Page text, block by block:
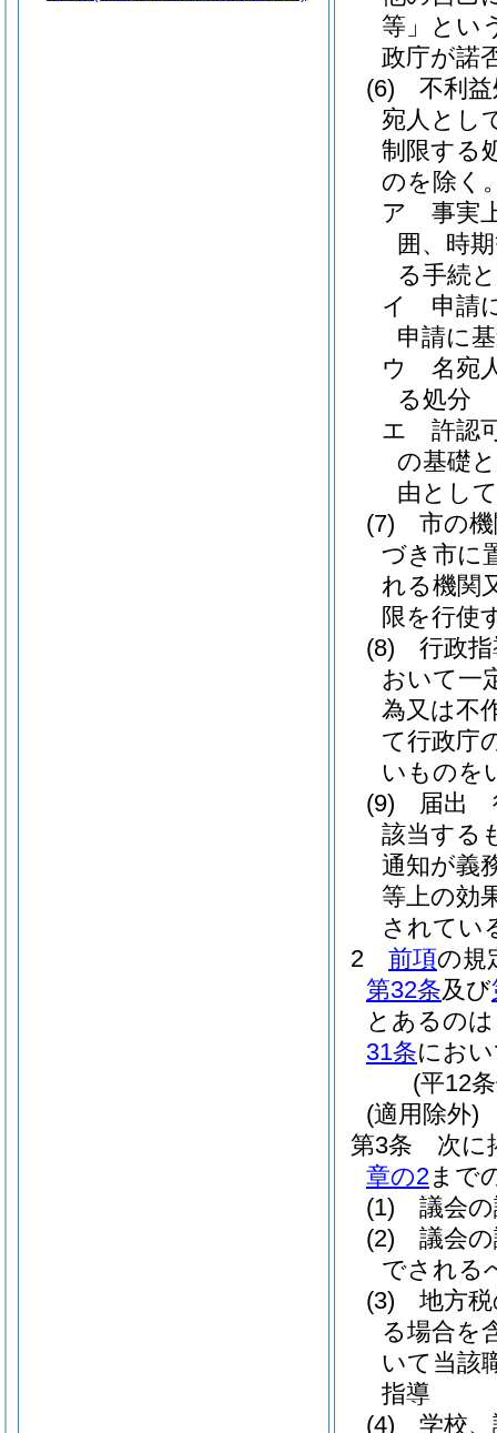
等」とい
政庁が諾
(6)
不利
宛人とし
制限する
のを除く
ア
事実
囲、時
る手続
イ
申請
申請に
ウ
名宛
る処分
エ
許認
の基礎
由とし
(7)
市の
づき市に
れる機関
限を行使
(8)
行政
おいて一
為又は不
て行政庁
いものを
(9)
届出
該当する
通知が義
等上の効
されてい
2
前項の規
第32条及び
とあるの
31条にお
(平12
(適用除外)
第3条
次に
章の2まで
(1)
議会
(2)
議会
でされる
(3)
地方
る場合を
いて当該
指導
(4)
学校